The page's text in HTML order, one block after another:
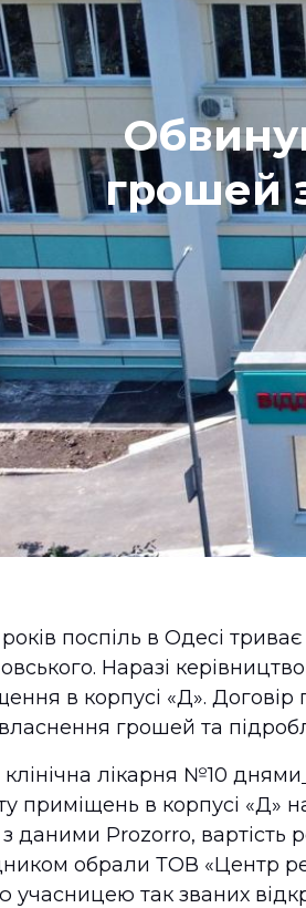
грошей
років поспіль в Одесі
Наразі
в корпусі «Д».
грошей та
клінічна лікарня №10 днями
приміщень в корпусі «Д»
даними Prozorro, вартість
обрали ТОВ «Центр
учасницею так званих